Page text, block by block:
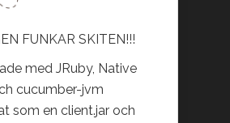
FUNKAR SKITEN!!!
med JRuby, Native
cucumber-jvm
som en client.jar och